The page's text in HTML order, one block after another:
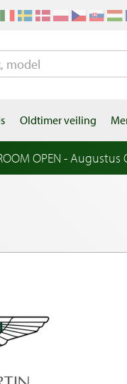
Oldtimer veiling
OPEN - Augustus